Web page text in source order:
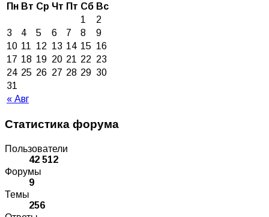
Пн Вт Ср Чт Пт Сб Вс
« Авг
1
2
3
4 5 6 7 8
9
10 11 12 13 14 15 16
17 18 19 20 21 22 23
24 25 26 27 28 29 30
31
Статистика форума
Пользователи
42 512
Форумы
9
Темы
256